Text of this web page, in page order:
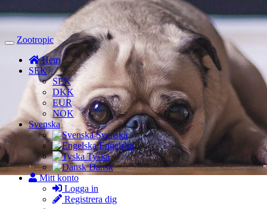
Toggle
Navigation
Zootropic
Hem
SEK
SEK
DKK
EUR
NOK
Svenska
Svenska
Engelska
Tyska
Dansk
Mitt konto
Logga in
Registrera dig